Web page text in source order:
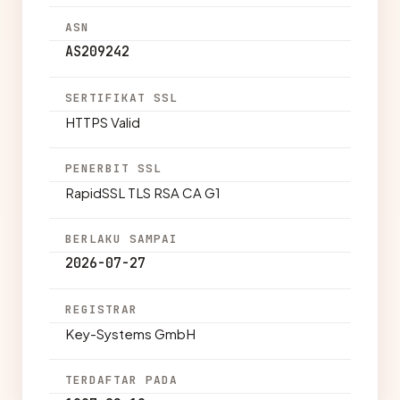
ASN
AS209242
SERTIFIKAT SSL
HTTPS Valid
PENERBIT SSL
RapidSSL TLS RSA CA G1
BERLAKU SAMPAI
2026-07-27
REGISTRAR
Key-Systems GmbH
TERDAFTAR PADA